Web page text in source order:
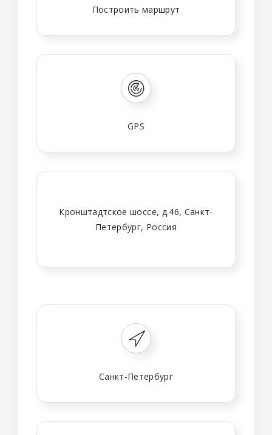
Построить маршрут
GPS
Кронштадтское шоссе, д.46, Санкт-
Петербург, Россия
Санкт-Петербург